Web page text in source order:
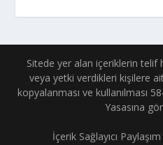
Sitede yer alan içeriklerin telif
veya yetki verdikleri kişilere
kopyalanması ve kullanılması
Yasasına
İçerik Sağlayıcı